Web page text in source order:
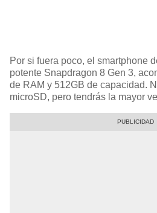
Por si fuera poco, el smartphone
potente Snapdragon 8 Gen 3,
de RAM y 512GB de capacidad.
microSD, pero tendrás la mayor